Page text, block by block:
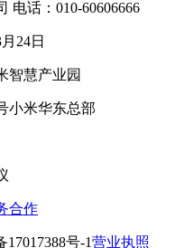
电话：010-60606666
24日
智慧产业园
小米华东总部
合作
17017388号-1营业执照